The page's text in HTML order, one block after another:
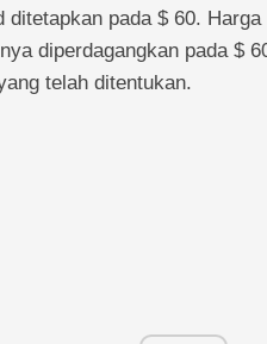
ditetapkan pada $ 60.
diperdagangkan pada $
telah ditentukan.